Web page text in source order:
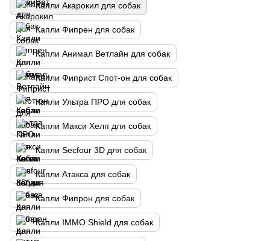
Капли Акарокил для собак
Капли Фипрен для собак
Капли Анимал Ветлайн для собак
Капли Фиприст Спот-он для собак
Капли Ультра ПРО для собак
Капли Макси Хелп для собак
Капли Secfour 3D для собак
Капли Атакса для собак
Капли Фипрон для собак
Капли IMMO Shield для собак